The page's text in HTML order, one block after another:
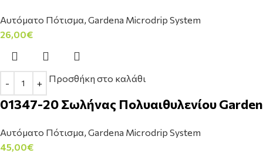
Αυτόματο Πότισμα, Gardena Microdrip System
26,00€
Προσθήκη στο καλάθι
01347-20 Σωλήνας Πολυαιθυλενίου
Αυτόματο Πότισμα, Gardena Microdrip System
45,00€